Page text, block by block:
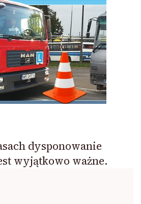
dysponowanie
wyjątkowo ważne.